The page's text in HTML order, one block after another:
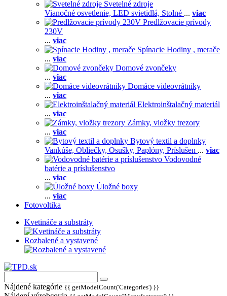
Svetelné zdroje
Vianočné osvetlenie, LED svietidlá, Stolné ... viac
Predlžovacie prívody
230V
... viac
Spínacie Hodiny , merače
... viac
Domové zvončeky
... viac
Domáce videovrátniky
... viac
Elektroinštalačný materiál
... viac
Zámky, vložky trezory
... viac
Bytový textil a doplnky
Vankúše, Obliečky, Osušky, Paplóny, Príslušen ... viac
Vodovodné
batérie a príslušenstvo
... viac
Úložné boxy
... viac
Fotovoltika
Kvetináče a substráty
Rozbalené a vystavené
Nájdené kategórie {{ getModelCount('Categories') }}